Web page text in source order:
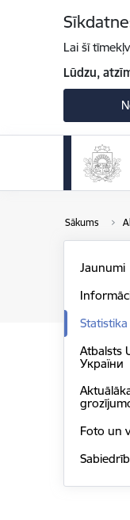
Lai šī
Lūdzu,
Sākums
Jaunumi
Statistika
Atbalsts
України
Foto un